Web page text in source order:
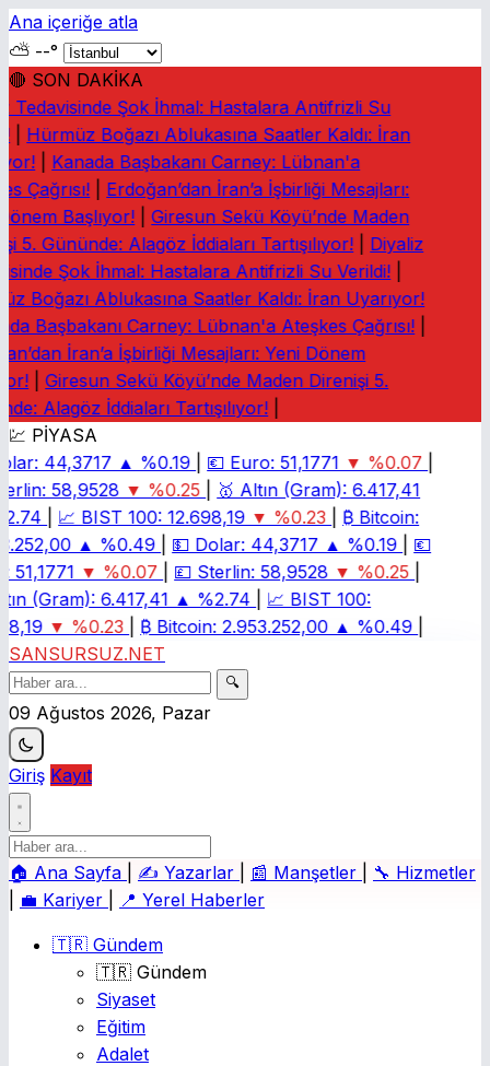
Ana içeriğe atla
⛅ --°
🔴 SON DAKİKA
Tedavisinde Şok İhmal: Hastalara Antifrizli Su
Hürmüz Boğazı Ablukasına Saatler Kaldı: İran
Kanada Başbakanı Carney: Lübnan'a
Çağrısı!
Erdoğan’dan İran’a İşbirliği Mesajları:
Başlıyor!
Giresun Sekü Köyü’nde Maden
5. Gününde: Alagöz İddiaları Tartışılıyor!
Diyaliz
Şok İhmal: Hastalara Antifrizli Su Verildi!
Boğazı Ablukasına Saatler Kaldı: İran Uyarıyor!
Başbakanı Carney: Lübnan'a Ateşkes Çağrısı!
İran’a İşbirliği Mesajları: Yeni Dönem
Giresun Sekü Köyü’nde Maden Direnişi 5.
Alagöz İddiaları Tartışılıyor!
💹 PİYASA
44,3717 ▲ %0.19 💶 Euro: 51,1771 ▼ %0.07
58,9528 ▼ %0.25 🥇 Altın (Gram): 6.417,41
📈 BIST 100: 12.698,19 ▼ %0.23 ₿ Bitcoin:
▲ %0.49 💵 Dolar: 44,3717 ▲ %0.19
💶
51,1771 ▼ %0.07 💷 Sterlin: 58,9528 ▼ %0.25
(Gram): 6.417,41 ▲ %2.74 📈 BIST 100:
▼ %0.23 ₿ Bitcoin: 2.953.252,00 ▲ %0.49
SANSURSUZ.NET
🔍
09 Ağustos 2026, Pazar
Giriş Kayıt
🏠 Ana Sayfa ✍️ Yazarlar 📰 Manşetler 🔧 Hizmetler
💼 Kariyer 📍 Yerel Haberler
🇹🇷 Gündem
🇹🇷 Gündem
Siyaset
Eğitim
Adalet